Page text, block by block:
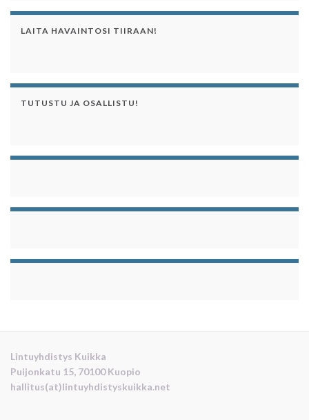
LAITA HAVAINTOSI TIIRAAN!
TUTUSTU JA OSALLISTU!
Lintuyhdistys Kuikka
Puijonkatu 15, 70100 Kuopio
hallitus(at)lintuyhdistyskuikka.net